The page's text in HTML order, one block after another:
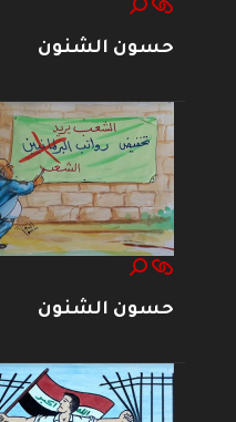
حسون الشنون
حسون الشنون